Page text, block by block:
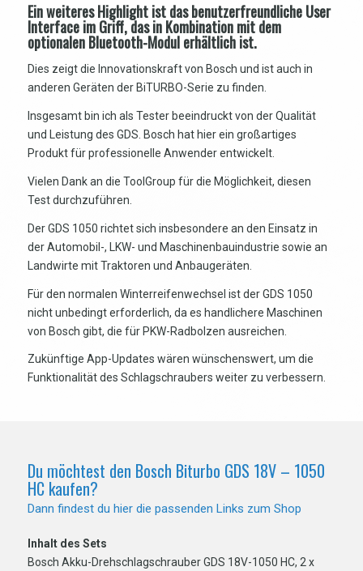
Ein weiteres Highlight ist das benutzerfreundliche User
Interface im Griff, das in Kombination mit dem
optionalen Bluetooth-Modul erhältlich ist.
Dies zeigt die Innovationskraft von Bosch und ist auch in
anderen Geräten der BiTURBO-Serie zu finden.
Insgesamt bin ich als Tester beeindruckt von der Qualität
und Leistung des GDS. Bosch hat hier ein großartiges
Produkt für professionelle Anwender entwickelt.
Vielen Dank an die ToolGroup für die Möglichkeit, diesen
Test durchzuführen.
Der GDS 1050 richtet sich insbesondere an den Einsatz in
der Automobil-, LKW- und Maschinenbauindustrie sowie an
Landwirte mit Traktoren und Anbaugeräten.
Für den normalen Winterreifenwechsel ist der GDS 1050
nicht unbedingt erforderlich, da es handlichere Maschinen
von Bosch gibt, die für PKW-Radbolzen ausreichen.
Zukünftige App-Updates wären wünschenswert, um die
Funktionalität des Schlagschraubers weiter zu verbessern.
Du möchtest den Bosch Biturbo GDS 18V – 1050
HC kaufen?
Dann findest du hier die passenden Links zum Shop
Inhalt des Sets
Bosch Akku-Drehschlagschrauber GDS 18V-1050 HC, 2 x